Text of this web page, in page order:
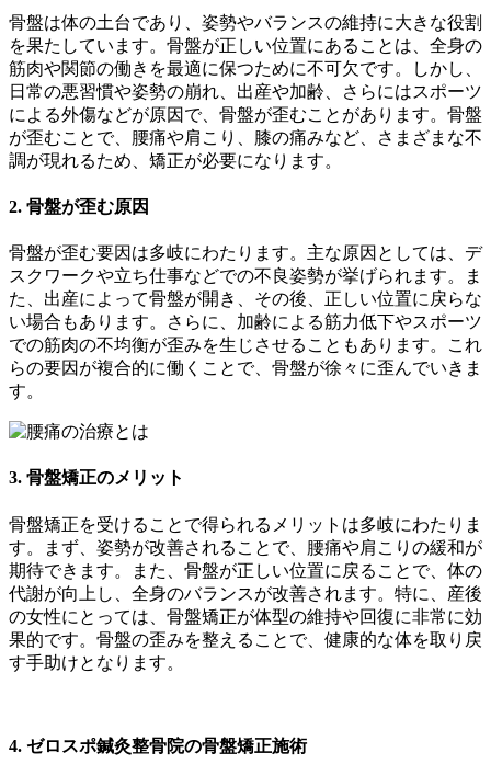
骨盤は体の土台であり、姿勢やバランスの維持に大きな役割
を果たしています。骨盤が正しい位置にあることは、全身の
筋肉や関節の働きを最適に保つために不可欠です。しかし、
日常の悪習慣や姿勢の崩れ、出産や加齢、さらにはスポーツ
による外傷などが原因で、骨盤が歪むことがあります。骨盤
が歪むことで、腰痛や肩こり、膝の痛みなど、さまざまな不
調が現れるため、矯正が必要になります。
2. 骨盤が歪む原因
骨盤が歪む要因は多岐にわたります。主な原因としては、デ
スクワークや立ち仕事などでの不良姿勢が挙げられます。ま
た、出産によって骨盤が開き、その後、正しい位置に戻らな
い場合もあります。さらに、加齢による筋力低下やスポーツ
での筋肉の不均衡が歪みを生じさせることもあります。これ
らの要因が複合的に働くことで、骨盤が徐々に歪んでいきま
す。
3. 骨盤矯正のメリット
骨盤矯正を受けることで得られるメリットは多岐にわたりま
す。まず、姿勢が改善されることで、腰痛や肩こりの緩和が
期待できます。また、骨盤が正しい位置に戻ることで、体の
代謝が向上し、全身のバランスが改善されます。特に、産後
の女性にとっては、骨盤矯正が体型の維持や回復に非常に効
果的です。骨盤の歪みを整えることで、健康的な体を取り戻
す手助けとなります。
4. ゼロスポ鍼灸整骨院の骨盤矯正施術